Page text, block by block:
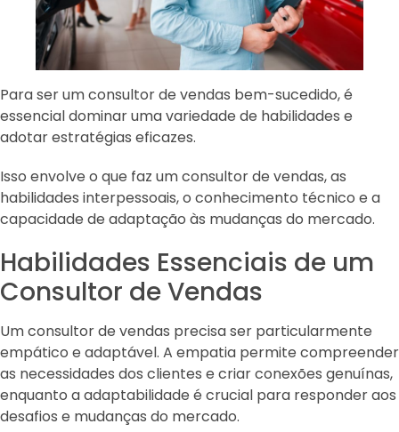
Para ser um consultor de vendas bem-sucedido, é
essencial dominar uma variedade de habilidades e
adotar estratégias eficazes.
Isso envolve o que faz um consultor de vendas, as
habilidades interpessoais, o conhecimento técnico e a
capacidade de adaptação às mudanças do mercado.
Habilidades Essenciais de um
Consultor de Vendas
Um consultor de vendas precisa ser particularmente
empático e adaptável. A empatia permite compreender
as necessidades dos clientes e criar conexões genuínas,
enquanto a adaptabilidade é crucial para responder aos
desafios e mudanças do mercado.